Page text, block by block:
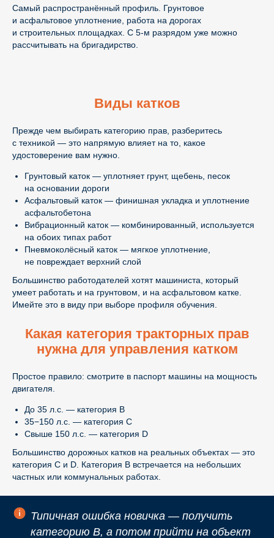
Самый распространённый профиль. Грунтовое
и асфальтовое уплотнение, работа на дорогах
и строительных площадках. С 5-м разрядом уже можно
рассчитывать на бригадирство.
Виды катков
Прежде чем выбирать категорию прав, разберитесь
с техникой — это напрямую влияет на то, какое
удостоверение вам нужно.
Грунтовый каток — уплотняет грунт, щебень, песок
на основании дороги
Асфальтовый каток — финишная укладка и уплотнение
асфальтобетона
Вибрационный каток — комбинированный, используется
на обоих типах работ
Пневмоколёсный каток — мягкое уплотнение,
не повреждает верхний слой
Большинство работодателей хотят машиниста, который
умеет работать и на грунтовом, и на асфальтовом катке.
Имейте это в виду при выборе профиля обучения.
Какая категория тракторных прав
нужна для управления катком
Простое правило: смотрите в паспорт машины на мощность
двигателя.
До 35 л.с. — категория B
35−150 л.с. — категория C
Свыше 150 л.с. — категория D
Большинство дорожных катков на реальных объектах — это
категория C и D. Категория B встречается на небольших
частных или коммунальных работах.
Типичная ошибка новичка — получить
категорию B, а потом прийти на объект